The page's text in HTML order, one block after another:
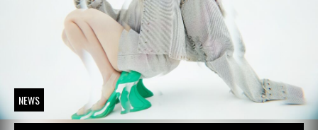
NEWS